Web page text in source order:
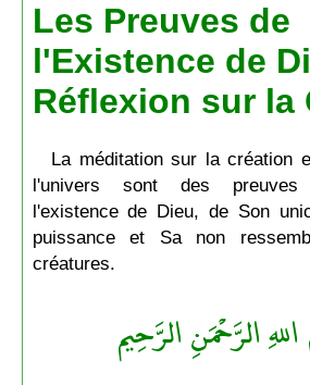
Les Preuves de
l'Existence de
Réflexion sur la
La méditation sur la création
l'univers sont des preuves
l'existence de Dieu, de Son
puissance et Sa non
créatures.
الرَّحْمَنِ الرَّحِيم